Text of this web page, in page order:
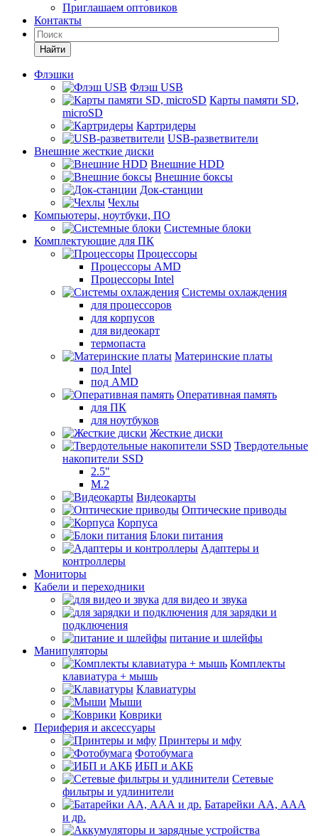
Приглашаем оптовиков
Контакты
Найти
Флэшки
Флэш USB
Карты памяти SD,
microSD
Картридеры
USB-разветвители
Внешние жесткие диски
Внешние HDD
Внешние боксы
Док-станции
Чехлы
Компьютеры, ноутбуки, ПО
Системные блоки
Комплектующие для ПК
Процессоры
Процессоры AMD
Процессоры Intel
Системы охлаждения
для процессоров
для корпусов
для видеокарт
термопаста
Материнские платы
под Intel
под AMD
Оперативная память
для ПК
для ноутбуков
Жесткие диски
Твердотельные
накопители SSD
2.5"
M.2
Видеокарты
Оптические приводы
Корпуса
Блоки питания
Адаптеры и
контроллеры
Мониторы
Кабели и переходники
для видео и звука
для зарядки и
подключения
питание и шлейфы
Манипуляторы
Комплекты
клавиатура + мышь
Клавиатуры
Мыши
Коврики
Периферия и аксессуары
Принтеры и мфу
Фотобумага
ИБП и АКБ
Сетевые
фильтры и удлинители
Батарейки АА, ААА
и др.